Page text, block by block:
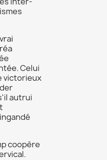
Celui
victorieux
autrui
coopère